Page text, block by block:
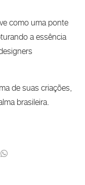
como uma ponte
a essência
de suas criações,
brasileira.